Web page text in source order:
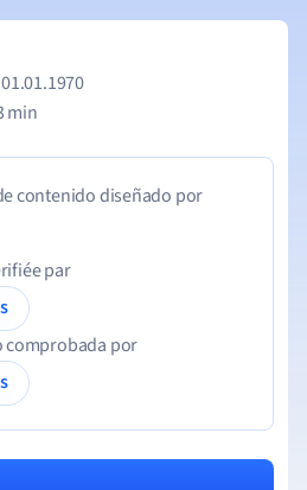
min
contenido diseñado por
par
comprobada por